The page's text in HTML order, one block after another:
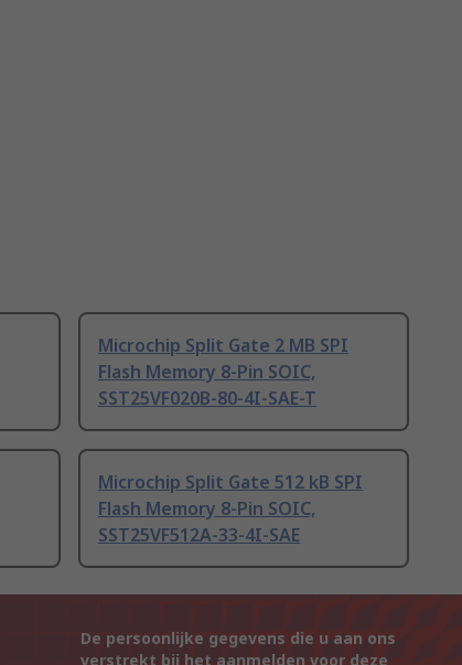
Microchip Split Gate 2 MB SPI
Flash Memory 8-Pin SOIC,
SST25VF020B-80-4I-SAE-T
Microchip Split Gate 512 kB SPI
Flash Memory 8-Pin SOIC,
SST25VF512A-33-4I-SAE
De persoonlijke gegevens die u aan ons
verstrekt bij het aanmelden voor deze